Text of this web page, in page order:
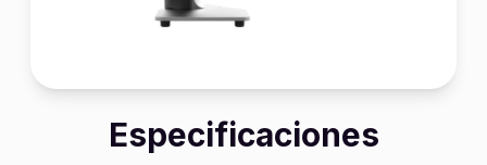
Especificaciones